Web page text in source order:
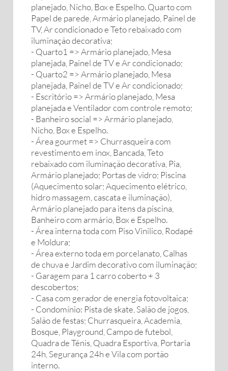
planejado, Nicho, Box e Espelho. Quarto com
Papel de parede, Armário planejado, Painel de
TV, Ar condicionado e Teto rebaixado com
iluminação decorativa;
- Quarto1 => Armário planejado, Mesa
planejada, Painel de TV e Ar condicionado;
- Quarto2 => Armário planejado, Mesa
planejada, Painel de TV e Ar condicionado;
- Escritório => Armário planejado, Mesa
planejada e Ventilador com controle remoto;
- Banheiro social => Armário planejado,
Nicho, Box e Espelho.
- Área gourmet => Churrasqueira com
revestimento em inox, Bancada, Teto
rebaixado com iluminação decorativa, Pia,
Armário planejado; Portas de vidro; Piscina
(Aquecimento solar; Aquecimento elétrico,
hidro massagem, cascata e iluminação),
Armário planejado para itens da piscina,
Banheiro com armário, Box e Espelho.
- Área interna toda com Piso Vinilico, Rodapé
e Moldura;
- Área externo toda em porcelanato, Calhas
de chuva e Jardim decorativo com iluminação;
- Garagem para 1 carro coberto + 3
descobertos;
- Casa com gerador de energia fotovoltaica;
- Condomínio: Pista de skate, Salão de jogos,
Salão de festas; Churrasqueira, Academia,
Bosque, Playground, Campo de futebol,
Quadra de Ténis, Quadra Esportiva, Portaria
24h, Segurança 24h e Vila com portão
interno.